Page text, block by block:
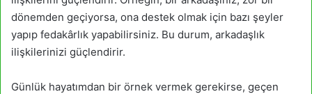
dönemden geçiyorsa, ona destek olmak için bazı şeyler
yapıp fedakârlık yapabilirsiniz. Bu durum, arkadaşlık
ilişkilerinizi güçlendirir.
Günlük hayatımdan bir örnek vermek gerekirse, geçen